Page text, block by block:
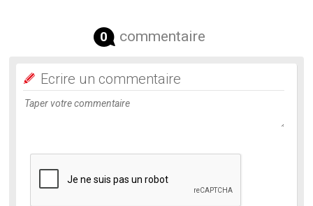
0 commentaire
Ecrire un commentaire